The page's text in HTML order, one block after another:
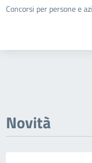
Dettagli
Concorsi per persone e
Novità